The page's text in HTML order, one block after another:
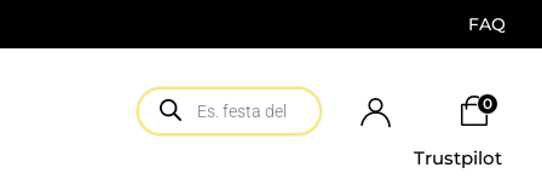
FAQ
0
Trustpilot